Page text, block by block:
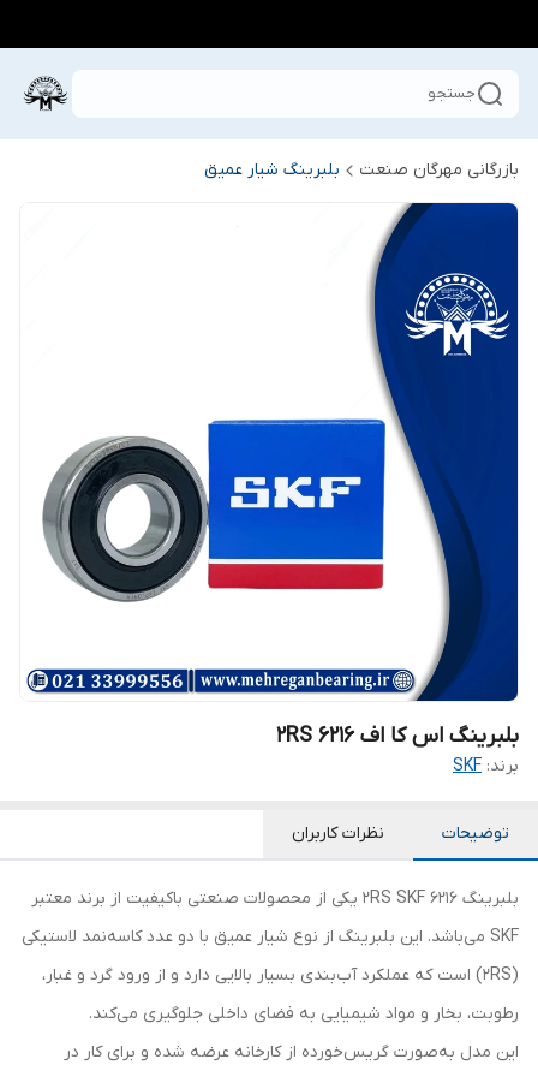
جستجو
بازرگانی مهرگان صنعت بلبرینگ شیار عمیق
بلبرینگ اس کا اف 6216 2RS
برند: SKF
توضیحات نظرات کاربران
بلبرینگ 6216 2RS SKF یکی از محصولات صنعتی باکیفیت از برند معتبر
SKF می‌باشد. این بلبرینگ از نوع شیار عمیق با دو عدد کاسه‌نمد لاستیکی
(2RS) است که عملکرد آب‌بندی بسیار بالایی دارد و از ورود گرد و غبار،
رطوبت، بخار و مواد شیمیایی به فضای داخلی جلوگیری می‌کند.
این مدل به‌صورت گریس‌خورده از کارخانه عرضه شده و برای کار در